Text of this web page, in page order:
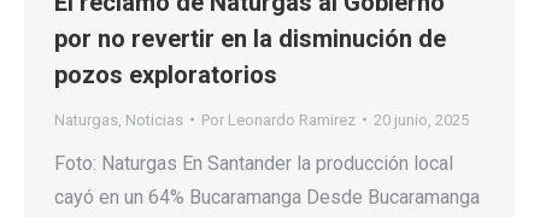
por no revertir en la disminución de
pozos exploratorios
Naturgas Noticias Por Leonardo Ramirez 20 junio, 2025
Foto: Naturgas En Santander la producción local
cayó en un 64% Bucaramanga Desde Bucaramanga